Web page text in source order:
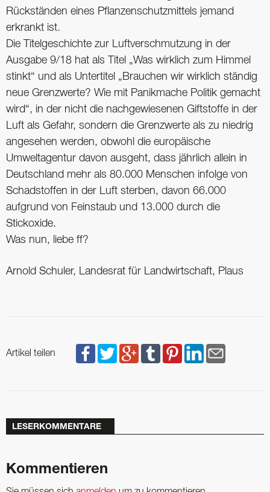
Rückständen eines Pflanzenschutzmittels jemand
erkrankt ist.
Die Titelgeschichte zur Luftverschmutzung in der
Ausgabe 9/18 hat als Titel „Was wirklich zum Himmel
stinkt“ und als Untertitel „Brauchen wir wirklich ständig
neue Grenzwerte? Wie mit Panikmache Politik gemacht
wird“, in der nicht die nachgewiesenen Giftstoffe in der
Luft als Gefahr, sondern die Grenzwerte als zu niedrig
angesehen werden, obwohl die europäische
Umweltagentur davon ausgeht, dass jährlich allein in
Deutschland mehr als 80.000 Menschen infolge von
Schadstoffen in der Luft sterben, davon 66.000
aufgrund von Feinstaub und 13.000 durch die
Stickoxide.
Was nun, liebe ff?
Arnold Schuler, Landesrat für Landwirtschaft, Plaus
Artikel teilen
LESERKOMMENTARE
Kommentieren